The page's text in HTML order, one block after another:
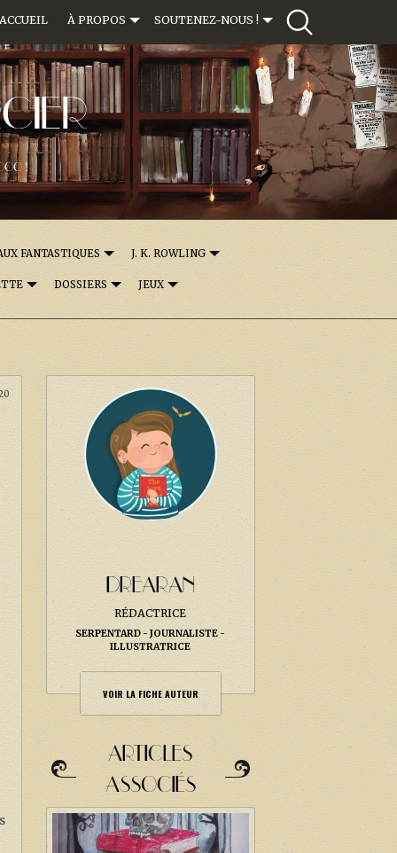
À PROPOS SOUTENEZ-NOUS !
!
FANTASTIQUES J. K. ROWLING
DOSSIERS JEUX
DREARAN
RÉDACTRICE
SERPENTARD
JOURNALISTE
ILLUSTRATRICE
VOIR LA FICHE AUTEUR
ARTICLES
ASSOCIÉS